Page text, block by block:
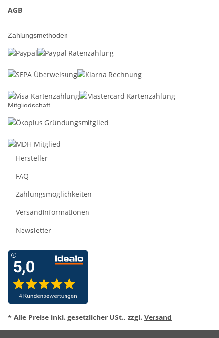
AGB
Zahlungsmethoden
Mitgliedschaft
Hersteller
FAQ
Zahlungsmöglichkeiten
Versandinformationen
Newsletter
* Alle Preise inkl. gesetzlicher USt., zzgl. Versand